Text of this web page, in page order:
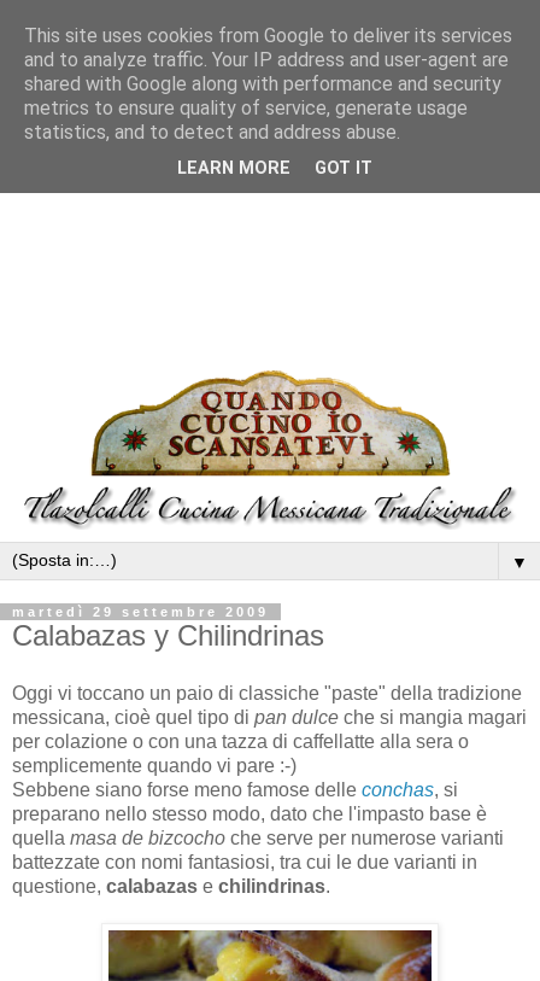
▼
martedì 29 settembre 2009
Calabazas y Chilindrinas
Oggi vi toccano un paio di classiche "paste" della tradizione
messicana, cioè quel tipo di pan dulce che si mangia magari
per colazione o con una tazza di caffellatte alla sera o
semplicemente quando vi pare :-)
Sebbene siano forse meno famose delle conchas, si
preparano nello stesso modo, dato che l'impasto base è
quella masa de bizcocho che serve per numerose varianti
battezzate con nomi fantasiosi, tra cui le due varianti in
questione, calabazas e chilindrinas.
This site uses cookies from Google to deliver its services
and to analyze traffic. Your IP address and user-agent are
shared with Google along with performance and security
metrics to ensure quality of service, generate usage
statistics, and to detect and address abuse.
LEARN MORE GOT IT